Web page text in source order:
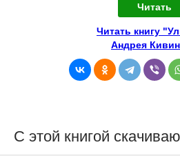
Читать
Читать книгу
Андрея
С этой книгой